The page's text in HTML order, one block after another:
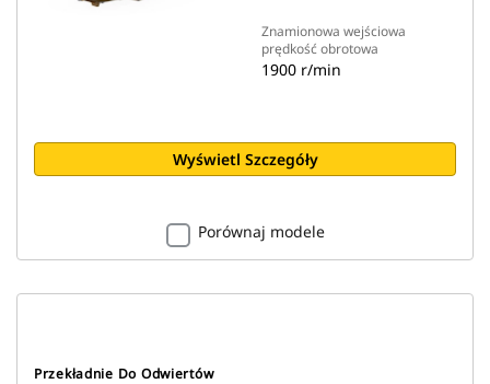
Znamionowa wejściowa
prędkość obrotowa
1900 r/min
Wyświetl Szczegóły
Porównaj modele
Przekładnie Do Odwiertów